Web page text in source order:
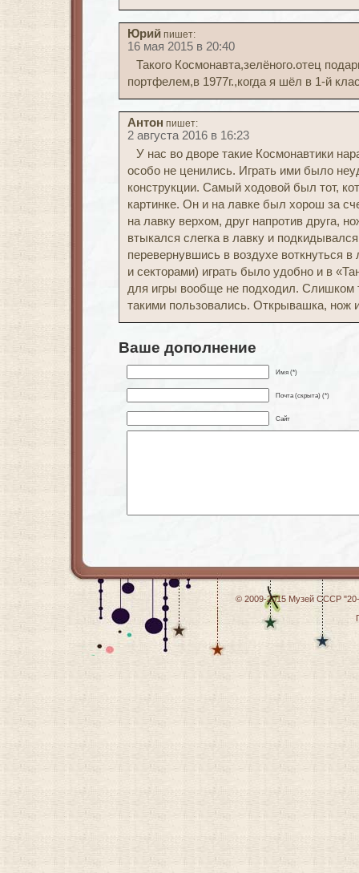
Юрий пишет:
16 мая 2015 в 20:40
Такого Космонавта,зелёного.отец
портфелем,в 1977г.,когда я шёл в 1-й
Антон пишет:
2 августа 2016 в 16:23
У нас во дворе такие Космонавтики
особо не ценились. Играть ими было
конструкции. Самый ходовой был тот,
картинке. Он и на лавке был хорош за
на лавку верхом, друг напротив друга,
втыкался слегка в лавку и
перевернувшись в воздухе воткнуться
и секторами) играть было удобно и в
для игры вообще не подходил. Слишком
такими пользовались. Открывашка, нож
Ваше дополнение
Имя (*)
Почта (скрыта) (*)
Сайт
© 2009-2015 Музей СССР